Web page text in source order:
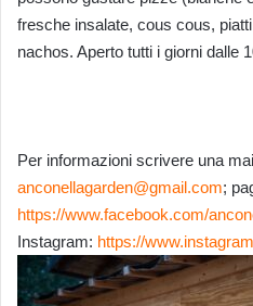
fresche insalate, cous cous,
nachos. Aperto tutti i giorni dalle
Per informazioni scrivere una
anconellagarden@gmail.com;
https://www.facebook.com/
Instagram: https://